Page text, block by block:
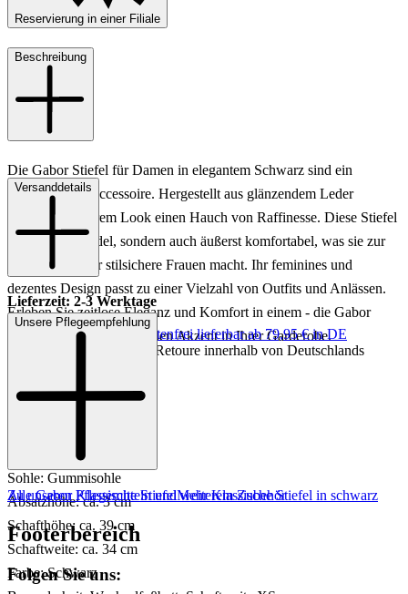
Reservierung in einer Filiale
Beschreibung
Die Gabor Stiefel für Damen in elegantem Schwarz sind ein
zeitloses Modeaccessoire. Hergestellt aus glänzendem Leder
verleihen sie Ihrem Look einen Hauch von Raffinesse. Diese Stiefel
sind nicht nur edel, sondern auch äußerst komfortabel, was sie zur
idealen Wahl für stilsichere Frauen macht. Ihr feminines und
dezentes Design passt zu einer Vielzahl von Outfits und Anlässen.
Erleben Sie zeitlose Eleganz und Komfort in einem - die Gabor
Stiefel setzen einen stilvollen Akzent in Ihrer Garderobe.
Innensohle: Textil
Sohle: Gummisohle
Absatzhöhe: ca. 3 cm
Schafthöhe: ca. 39 cm
Schaftweite: ca. 34 cm
Farbe: Schwarz
Versanddetails
Lieferzeit: 2-3 Werktage
Keine Versandkosten:
kostenfrei lieferbar ab 79,95 € in DE
Einfache und Kostenlose Retoure innerhalb von Deutschlands
Unsere Pflegeempfehlung
Zu unseren Pflegemitteln und weiterem Zubehör
Alle Gabor Klassische StiefelMehr Klassische Stiefel in schwarz
Footerbereich
Folgen Sie uns: